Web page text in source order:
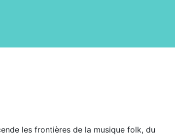
les frontières de la musique folk, du